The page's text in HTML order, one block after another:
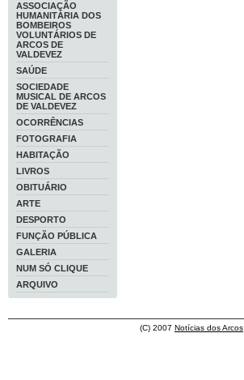
ASSOCIAÇÃO
HUMANITÁRIA DOS
BOMBEIROS
VOLUNTÁRIOS DE
ARCOS DE
VALDEVEZ
SAÚDE
SOCIEDADE
MUSICAL DE ARCOS
DE VALDEVEZ
OCORRÊNCIAS
FOTOGRAFIA
HABITAÇÃO
LIVROS
OBITUÁRIO
ARTE
DESPORTO
FUNÇÃO PÚBLICA
GALERIA
NUM SÓ CLIQUE
ARQUIVO
(C) 2007 Notícias dos Arcos